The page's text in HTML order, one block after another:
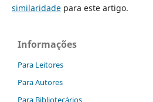
similaridadepara este artigo.
Informações
Para Leitores
Para Autores
Para Bibliotecários